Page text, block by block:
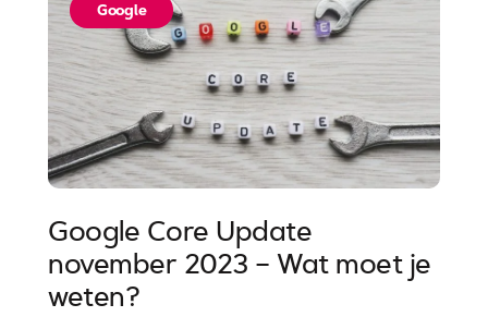
Google Core Update
november 2023 – Wat moet je
weten?
Google